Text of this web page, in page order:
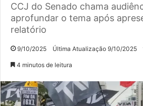
CCJ do Senado chama
aprofundar o tema após
relatório
9/10/2025 Última Atualização 9/10/2025
4 minutos de leitura